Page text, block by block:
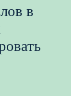
в